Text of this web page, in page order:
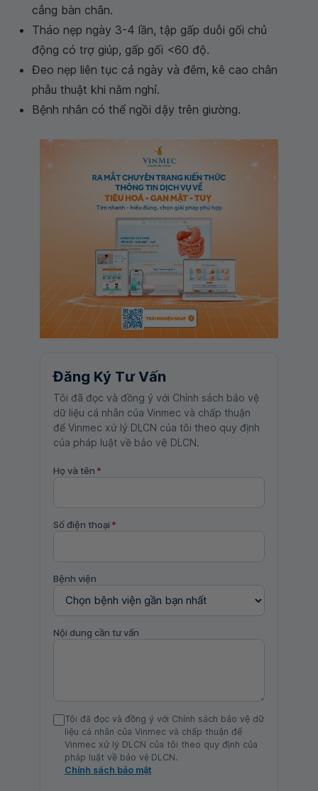
cẳng bàn chân.
Tháo nẹp ngày 3-4 lần, tập gấp duỗi gối chủ
động có trợ giúp, gấp gối <60 độ.
Đeo nẹp liên tục cả ngày và đêm, kê cao chân
phẫu thuật khi nằm nghỉ.
Bệnh nhân có thể ngồi dậy trên giường.
Đăng Ký Tư Vấn
Tôi đã đọc và đồng ý với Chính sách bảo vệ
dữ liệu cá nhân của Vinmec và chấp thuận
để Vinmec xử lý DLCN của tôi theo quy định
của pháp luật về bảo vệ DLCN.
Họ và tên *
Số điện thoại *
Bệnh viện
Nội dung cần tư vấn
Tôi đã đọc và đồng ý với Chính sách bảo vệ dữ
liệu cá nhân của Vinmec và chấp thuận để
Vinmec xử lý DLCN của tôi theo quy định của
pháp luật về bảo vệ DLCN.
Chính sách bảo mật